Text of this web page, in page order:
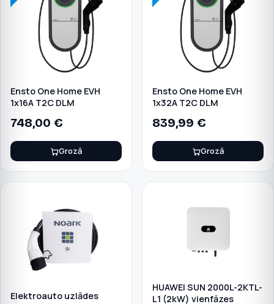
Ensto One Home EVH
1x16A T2C DLM
748,00 €
Grozā
Ensto One Home EVH
1x32A T2C DLM
839,99 €
Grozā
Elektroauto uzlādes
HUAWEI SUN 2000L-2KTL-
L1 (2kW) vienfāzes